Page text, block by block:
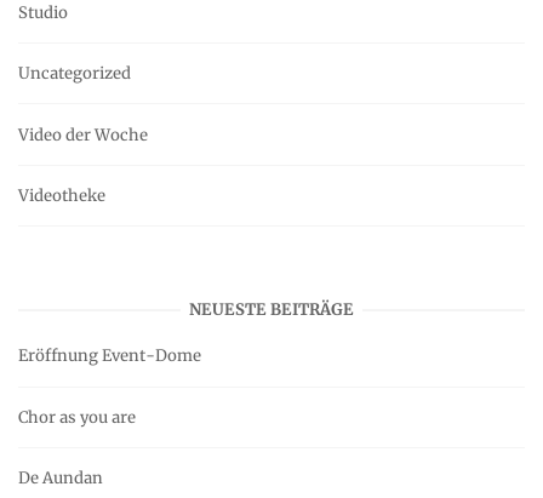
Studio
Uncategorized
Video der Woche
Videotheke
NEUESTE BEITRÄGE
Eröffnung Event-Dome
Chor as you are
De Aundan